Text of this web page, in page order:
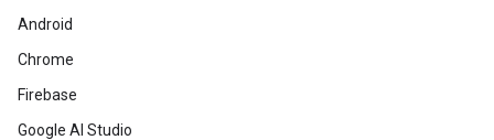
Android
Chrome
Firebase
Google AI Studio